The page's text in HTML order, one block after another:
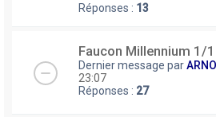
Réponses : 13
Faucon Millennium 1/
Dernier message par
23:07
Réponses : 27